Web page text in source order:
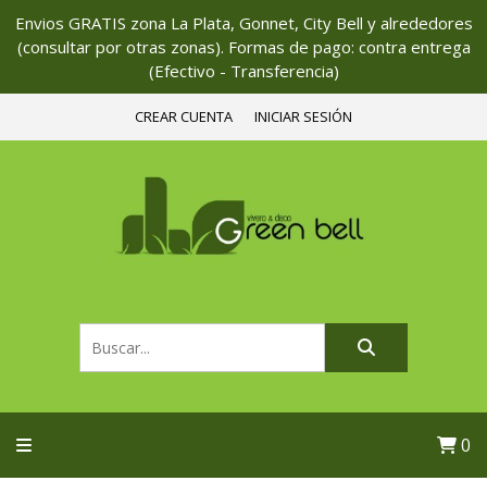
Envios GRATIS zona La Plata, Gonnet, City Bell y alrededores
(consultar por otras zonas). Formas de pago: contra entrega
(Efectivo - Transferencia)
CREAR CUENTA INICIAR SESIÓN
0